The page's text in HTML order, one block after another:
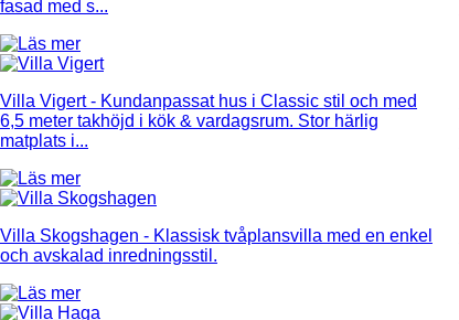
fasad med s...
Villa Vigert- Kundanpassat hus i Classic stil och med
6,5 meter takhöjd i kök & vardagsrum. Stor härlig
matplats i...
Villa Skogshagen - Klassisk tvåplansvilla med en enkel
och avskalad inredningsstil.